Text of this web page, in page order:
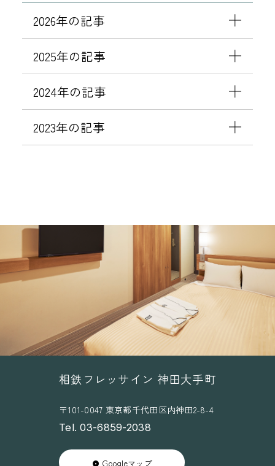
2026年の記事
2025年の記事
2024年の記事
2023年の記事
相鉄フレッサイン 神田大手町
〒101-0047 東京都千代田区内神田2-8-4
Tel. 03-6859-2038
Googleマップ